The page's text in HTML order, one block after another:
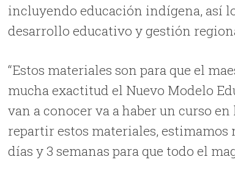
incluyendo educación indígena, así
desarrollo educativo y gestión
“Estos materiales son para que el
mucha exactitud el Nuevo Modelo
van a conocer va a haber un curso
repartir estos materiales, estimamos
días y 3 semanas para que todo el